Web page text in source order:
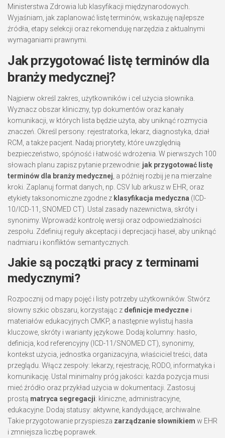
Ministerstwa Zdrowia lub klasyfikacji międzynarodowych.
Wyjaśniam, jak zaplanować listę terminów, wskazuję najlepsze
źródła, etapy selekcji oraz rekomenduję narzędzia z aktualnymi
wymaganiami prawnymi.
Jak przygotować listę terminów dla
branży medycznej?
Najpierw określ zakres, użytkowników i cel użycia słownika.
Wyznacz obszar kliniczny, typ dokumentów oraz kanały
komunikacji, w których lista będzie użyta, aby uniknąć rozmycia
znaczeń. Określ persony: rejestratorka, lekarz, diagnostyka, dział
RCM, a także pacjent. Nadaj priorytety, które uwzględnią
bezpieczeństwo, spójność i łatwość wdrożenia. W pierwszych 100
słowach planu zapisz pytanie przewodnie: jak przygotować listę
terminów dla branży medycznej , a później rozbij je na mierzalne
kroki. Zaplanuj format danych, np. CSV lub arkusz w EHR, oraz
etykiety taksonomiczne zgodne z klasyfikacja medyczna (ICD-
10/ICD-11, SNOMED CT). Ustal zasady nazewnictwa, skróty i
synonimy. Wprowadź kontrolę wersji oraz odpowiedzialności
zespołu. Zdefiniuj reguły akceptacji i deprecjacji haseł, aby uniknąć
nadmiaru i konfliktów semantycznych.
Jakie są początki pracy z terminami
medycznymi?
Rozpocznij od mapy pojęć i listy potrzeby użytkowników. Stwórz
słowny szkic obszaru, korzystając z definicje medyczne i
materiałów edukacyjnych CMKP, a następnie wylistuj hasła
kluczowe, skróty i warianty językowe. Dodaj kolumny: hasło,
definicja, kod referencyjny (ICD-11/SNOMED CT), synonimy,
kontekst użycia, jednostka organizacyjna, właściciel treści, data
przeglądu. Włącz zespoły: lekarzy, rejestrację, RODO, informatyka i
komunikację. Ustal minimalny próg jakości: każda pozycja musi
mieć źródło oraz przykład użycia w dokumentacji. Zastosuj
prostą matryca segregacji: kliniczne, administracyjne,
edukacyjne. Dodaj statusy: aktywne, kandydujące, archiwalne.
Takie przygotowanie przyspiesza zarządzanie słownikiem w EHR
i zmniejsza liczbę poprawek.